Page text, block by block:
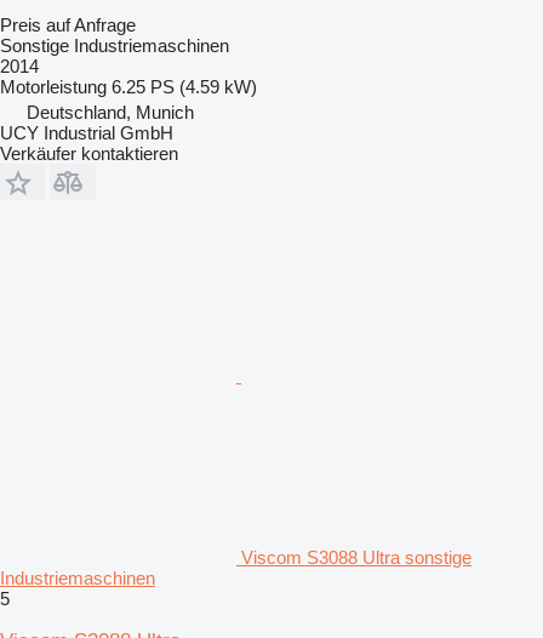
Preis auf Anfrage
Sonstige Industriemaschinen
2014
Motorleistung 6.25 PS (4.59 kW)
Deutschland, Munich
UCY Industrial GmbH
Verkäufer kontaktieren
Viscom S3088 Ultra sonstige
Industriemaschinen
5